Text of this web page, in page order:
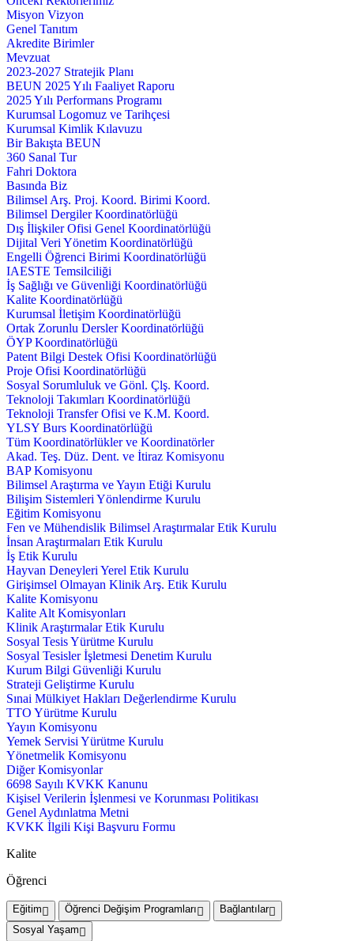
Misyon Vizyon
Genel Tanıtım
Akredite Birimler
Mevzuat
2023-2027 Stratejik Planı
BEUN 2025 Yılı Faaliyet Raporu
2025 Yılı Performans Programı
Kurumsal Logomuz ve Tarihçesi
Kurumsal Kimlik Kılavuzu
Bir Bakışta BEUN
360 Sanal Tur
Fahri Doktora
Basında Biz
Bilimsel Arş. Proj. Koord. Birimi Koord.
Bilimsel Dergiler Koordinatörlüğü
Dış İlişkiler Ofisi Genel Koordinatörlüğü
Dijital Veri Yönetim Koordinatörlüğü
Engelli Öğrenci Birimi Koordinatörlüğü
IAESTE Temsilciliği
İş Sağlığı ve Güvenliği Koordinatörlüğü
Kalite Koordinatörlüğü
Kurumsal İletişim Koordinatörlüğü
Ortak Zorunlu Dersler Koordinatörlüğü
ÖYP Koordinatörlüğü
Patent Bilgi Destek Ofisi Koordinatörlüğü
Proje Ofisi Koordinatörlüğü
Sosyal Sorumluluk ve Gönl. Çlş. Koord.
Teknoloji Takımları Koordinatörlüğü
Teknoloji Transfer Ofisi ve K.M. Koord.
YLSY Burs Koordinatörlüğü
Tüm Koordinatörlükler ve Koordinatörler
Akad. Teş. Düz. Dent. ve İtiraz Komisyonu
BAP Komisyonu
Bilimsel Araştırma ve Yayın Etiği Kurulu
Bilişim Sistemleri Yönlendirme Kurulu
Eğitim Komisyonu
Fen ve Mühendislik Bilimsel Araştırmalar Etik Kurulu
İnsan Araştırmaları Etik Kurulu
İş Etik Kurulu
Hayvan Deneyleri Yerel Etik Kurulu
Girişimsel Olmayan Klinik Arş. Etik Kurulu
Kalite Komisyonu
Kalite Alt Komisyonları
Klinik Araştırmalar Etik Kurulu
Sosyal Tesis Yürütme Kurulu
Sosyal Tesisler İşletmesi Denetim Kurulu
Kurum Bilgi Güvenliği Kurulu
Strateji Geliştirme Kurulu
Sınai Mülkiyet Hakları Değerlendirme Kurulu
TTO Yürütme Kurulu
Yayın Komisyonu
Yemek Servisi Yürütme Kurulu
Yönetmelik Komisyonu
Diğer Komisyonlar
6698 Sayılı KVKK Kanunu
Kişisel Verilerin İşlenmesi ve Korunması Politikası
Genel Aydınlatma Metni
KVKK İlgili Kişi Başvuru Formu
Kalite
Öğrenci
Eğitim Öğrenci Değişim Programları
Bağlantılar
Sosyal Yaşam